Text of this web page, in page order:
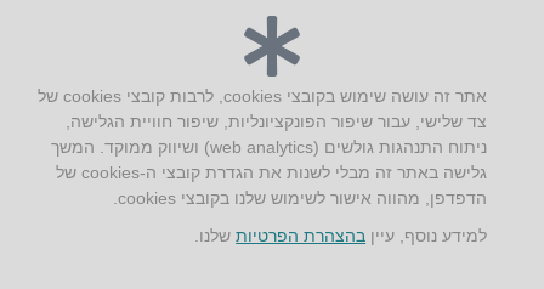
אתר זה עושה שימוש בקובצי cookies, לרבות קובצי cookies של
צד שלישי, עבור שיפור הפונקציונליות, שיפור חוויית הגלישה,
ניתוח התנהגות גולשים (web analytics) ושיווק ממוקד. המשך
גלישה באתר זה מבלי לשנות את הגדרת קובצי ה-cookies של
הדפדפן, מהווה אישור לשימוש שלנו בקובצי cookies.
למידע נוסף, עיין בהצהרת הפרטיותשלנו.